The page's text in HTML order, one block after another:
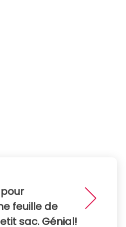
feuille de
sac. Génial!